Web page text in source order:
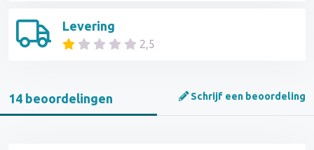
Levering
2,5
14 beoordelingen Schrijf een beoordeling